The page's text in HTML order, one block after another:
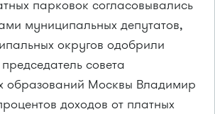
парковок согласовывались
муниципальных депутатов,
округов одобрили
совета
образований Москвы Владимир
доходов от платных